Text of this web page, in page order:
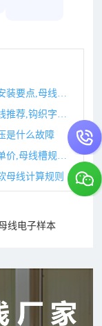
是什么故障
母线计算规则
线电子样本